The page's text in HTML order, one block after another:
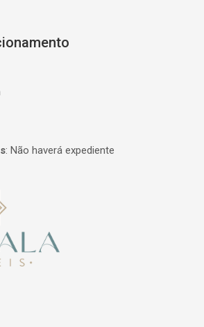
: Não haverá expediente